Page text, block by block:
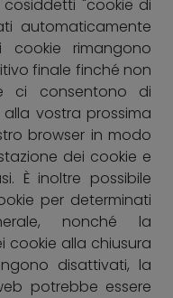
"cookie di
automaticamente
cookie rimangono
finale finché non
ci consentono di
vostra prossima
browser in modo
dei cookie e
È inoltre possibile
per determinati
nonché la
alla chiusura
disattivati, la
potrebbe essere